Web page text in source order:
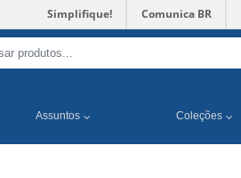
Simplifique! Comunica BR
Assuntos Coleções